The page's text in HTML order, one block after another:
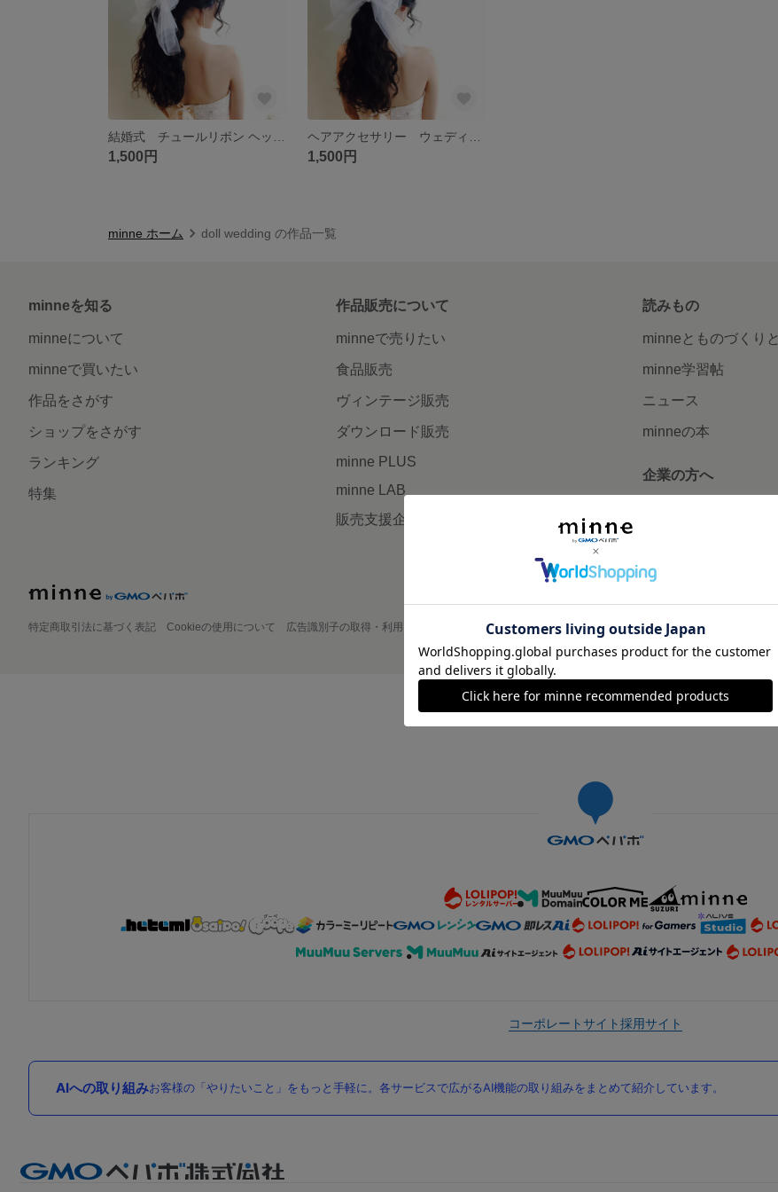
1,500円 1,500円
minne ホーム doll wedding の作品一覧
minneを知る
minneについて
minneで買いたい
作品をさがす
ショップをさがす
ランキング
特集
作品販売について
minneで売りたい
食品販売
ヴィンテージ販売
ダウンロード販売
minne PLUS
minne LAB
販売支援企画・イベント
読みもの
minneとものづくりと
minne学習帖
ニュース
minneの本
企業の方へ
特定商取引法に基づく表記 Cookieの使用について 広告識別子の取得・利用 プライバシーポリシー 会社概要 採用情報 メディアキット
©GMO Pepabo, Inc. All rights reserved.
コーポレートサイト採用サイト
AIへの取り組みお客様の「やりたいこと」をもっと手軽に。各サービスで広がるAI機能の取り組みをまとめて紹介しています。